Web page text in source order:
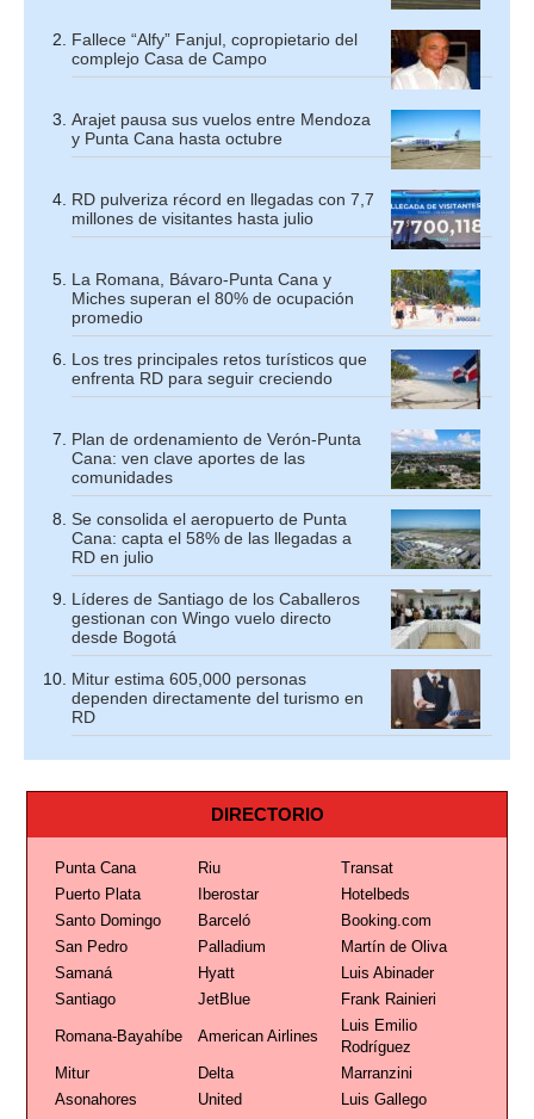
Fallece “Alfy” Fanjul, copropietario del
complejo Casa de Campo
Arajet pausa sus vuelos entre Mendoza
y Punta Cana hasta octubre
RD pulveriza récord en llegadas con 7,7
millones de visitantes hasta julio
La Romana, Bávaro-Punta Cana y
Miches superan el 80% de ocupación
promedio
Los tres principales retos turísticos que
enfrenta RD para seguir creciendo
Plan de ordenamiento de Verón-Punta
Cana: ven clave aportes de las
comunidades
Se consolida el aeropuerto de Punta
Cana: capta el 58% de las llegadas a
RD en julio
Líderes de Santiago de los Caballeros
gestionan con Wingo vuelo directo
desde Bogotá
Mitur estima 605,000 personas
dependen directamente del turismo en
RD
DIRECTORIO
Punta Cana Riu
Transat
Puerto Plata
Iberostar
Hotelbeds
Santo Domingo
Barceló
Booking.com
San Pedro
Palladium
Martín de Oliva
Samaná
Hyatt
Luis Abinader
Santiago
JetBlue Frank Rainieri
Romana-Bayahíbe American Airlines
Luis Emilio
Rodríguez
Mitur
Delta
Marranzini
Asonahores
United
Luis Gallego